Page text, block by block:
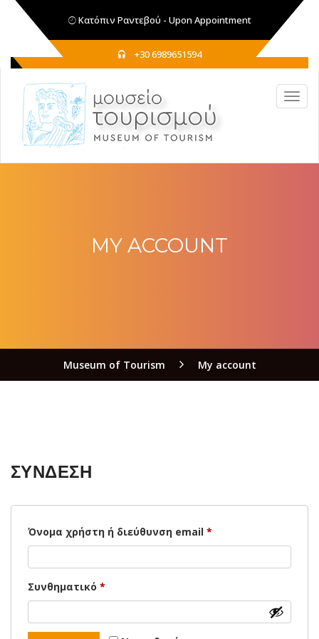
Κατόπιν Ραντεβού - Upon Appointment
+30 6989651594
MY ACCOUNT
Museum of Tourism My account
ΣΎΝΔΕΣΗ
Όνομα χρήστη ή διεύθυνση email *
Συνθηματικό *